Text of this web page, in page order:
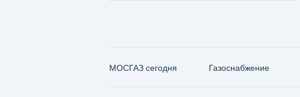
МОСГАЗ сегодня Газо­снабжение